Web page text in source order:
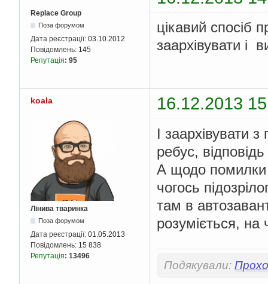
Replace Group
Поза форумом
Дата реєстрації: 03.10.2012
Повідомлень: 145
Репутація: 95
цікавий спосіб
заархівувати і
koala 16.12.2013
Лінива тваринка
Поза форумом
Дата реєстрації: 01.05.2013
Повідомлень: 15 838
Репутація: 13496
І заархівувати
ребус,
А щодо помилки
чогось
там в
розуміється, на
Подякували: